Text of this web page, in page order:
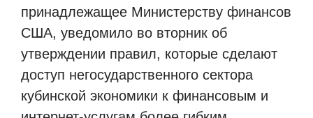
принадлежащее Министерству финансов
США, уведомило во вторник об
утверждении правил, которые сделают
доступ негосударственного сектора
кубинской экономики к финансовым и